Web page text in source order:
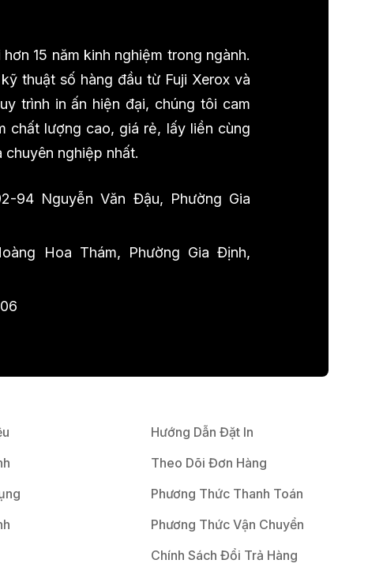
15 năm kinh nghiệm trong ngành.
thuật số hàng đầu từ Fuji Xerox và
trình in ấn hiện đại, chúng tôi cam
chất lượng cao, giá rẻ, lấy liền cùng
nghiệp nhất.
94 Nguyễn Văn Đậu, Phường Gia
Hoa Thám, Phường Gia Định,
Hướng Dẫn Đặt In
Theo Dõi Đơn Hàng
Phương Thức Thanh Toán
Phương Thức Vận Chuyển
Chính Sách Đổi Trả Hàng